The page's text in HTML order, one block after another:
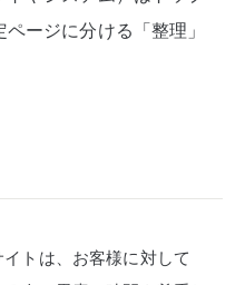
ージに分ける「整理」
トは、お客様に対して